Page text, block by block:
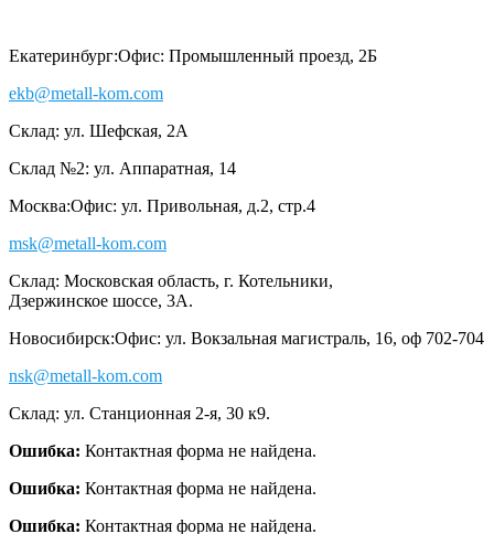
Екатеринбург:Офис: Промышленный проезд, 2Б
ekb@metall-kom.com
Склад: ул. Шефская, 2А
Склад №2: ул. Аппаратная, 14
Москва:Офис: ул. Привольная, д.2, стр.4
msk@metall-kom.com
Склад: Московская область, г. Котельники,
Дзержинское шоссе, 3А.
Новосибирск:Офис: ул. Вокзальная магистраль, 16, оф 702-704
nsk@metall-kom.com
Склад: ул. Станционная 2-я, 30 к9.
Ошибка: Контактная форма не найдена.
Ошибка: Контактная форма не найдена.
Ошибка: Контактная форма не найдена.